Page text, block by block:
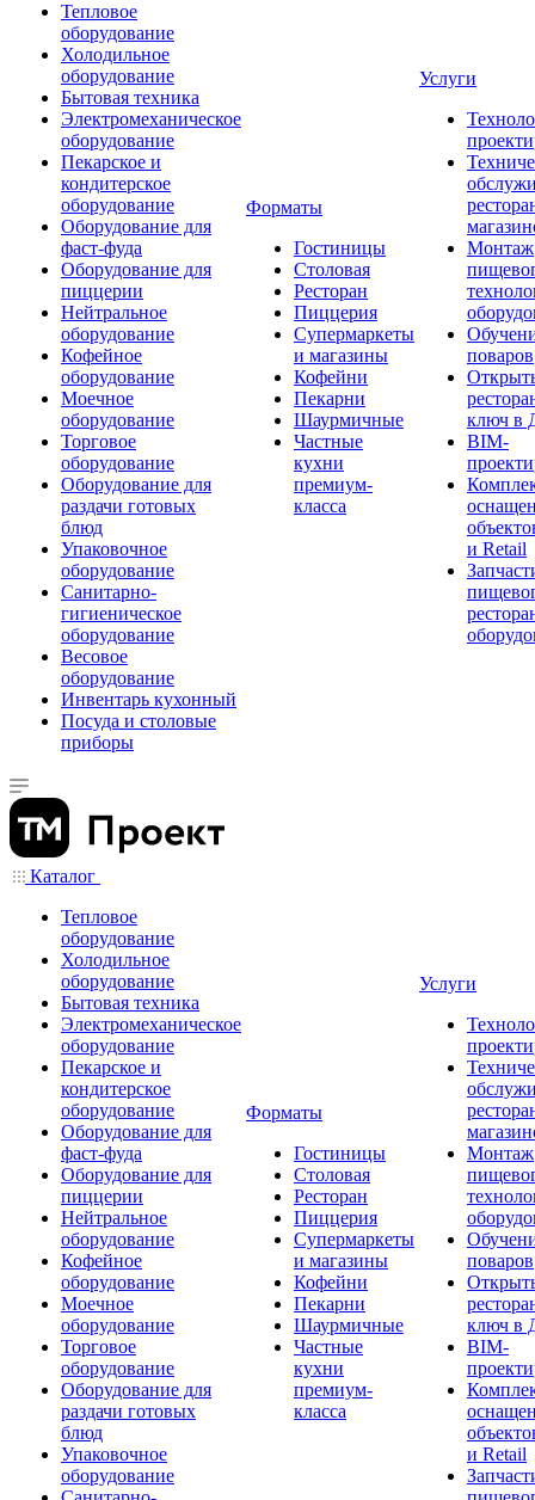
Тепловое
оборудование
Холодильное
оборудование
Бытовая техника
Электромеханическое
оборудование
Пекарское и
кондитерское
оборудование
Оборудование для
фаст-фуда
Оборудование для
пиццерии
Нейтральное
оборудование
Кофейное
оборудование
Моечное
оборудование
Торговое
оборудование
Оборудование для
раздачи готовых
блюд
Упаковочное
оборудование
Санитарно-
гигиеническое
оборудование
Весовое
оборудование
Инвентарь кухонный
Посуда и столовые
приборы
Форматы
Гостиницы
Столовая
Ресторан
Пиццерия
Супермаркеты
и магазины
Кофейни
Пекарни
Шаурмичные
Частные
кухни
премиум-
класса
Услуги
Монтаж
поваров
ключ в
BIM-
и Retail
Каталог
Тепловое
оборудование
Холодильное
оборудование
Бытовая техника
Электромеханическое
оборудование
Пекарское и
кондитерское
оборудование
Оборудование для
фаст-фуда
Оборудование для
пиццерии
Нейтральное
оборудование
Кофейное
оборудование
Моечное
оборудование
Торговое
оборудование
Оборудование для
раздачи готовых
блюд
Упаковочное
оборудование
Форматы
Гостиницы
Столовая
Ресторан
Пиццерия
Супермаркеты
и магазины
Кофейни
Пекарни
Шаурмичные
Частные
кухни
премиум-
класса
Услуги
Монтаж
поваров
ключ в
BIM-
и Retail